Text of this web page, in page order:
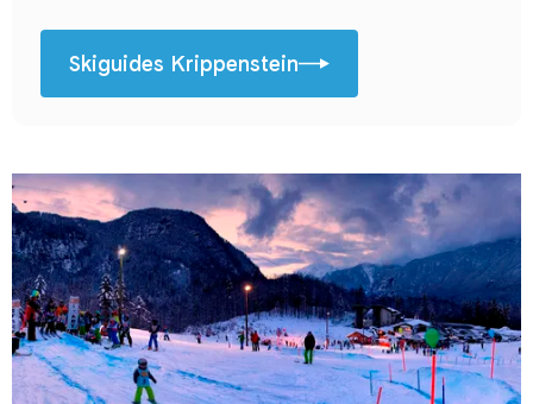
Skiguides Krippenstein